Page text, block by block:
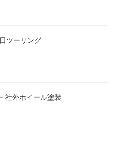
ツーリング
社外ホイール塗装